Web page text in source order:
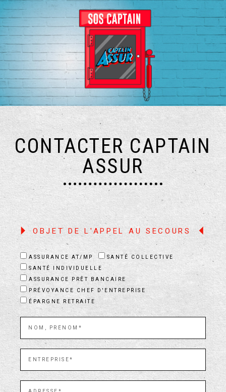
CONTACTER CAPTAIN
ASSUR
OBJET DE L'APPEL AU SECOURS
ASSURANCE AT/MP
SANTÉ COLLECTIVE
SANTÉ INDIVIDUELLE
ASSURANCE PRÊT BANCAIRE
PRÉVOYANCE CHEF D'ENTREPRISE
ÉPARGNE RETRAITE